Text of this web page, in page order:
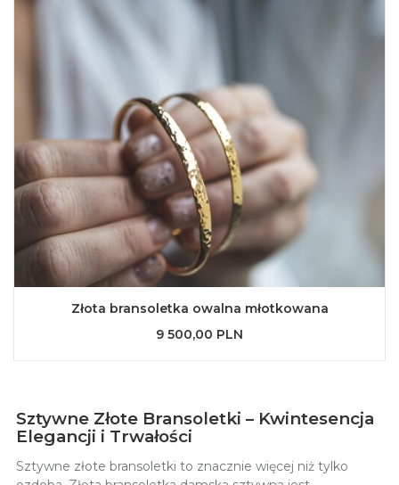
Złota bransoletka owalna młotkowana
9 500,00 PLN
Sztywne Złote Bransoletki – Kwintesencja
Elegancji i Trwałości
Sztywne złote bransoletki to znacznie więcej niż tylko